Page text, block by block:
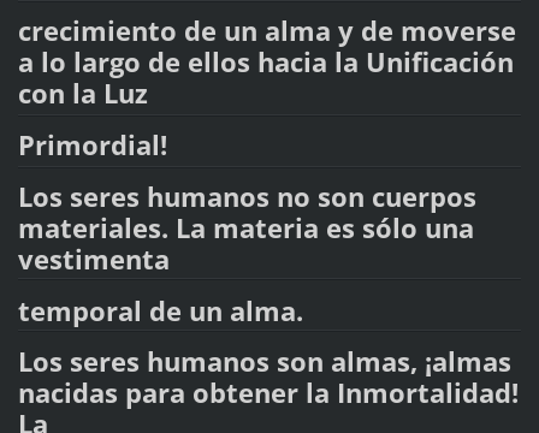
crecimiento de un alma y de moverse
a lo largo de ellos hacia la Unificación
con la Luz
Primordial!
Los seres humanos no son cuerpos
materiales. La materia es sólo una
vestimenta
temporal de un alma.
Los seres humanos son almas, ¡almas
nacidas para obtener la Inmortalidad!
La